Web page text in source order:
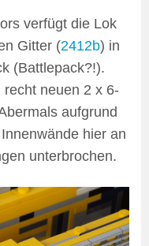
verfügt die Lok
Gitter (2412b) in
(Battlepack?!).
neuen 2 x 6-
aufgrund
hier an
unterbrochen.